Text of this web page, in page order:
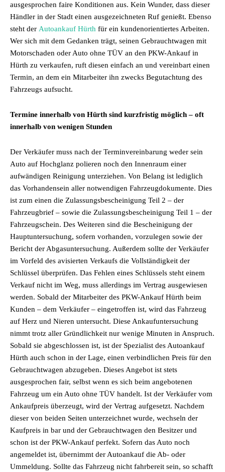
ausgesprochen faire Konditionen aus. Kein Wunder, dass dieser
Händler in der Stadt einen ausgezeichneten Ruf genießt. Ebenso
steht der Autoankauf Hürth für ein kundenorientiertes Arbeiten.
Wer sich mit dem Gedanken trägt, seinen Gebrauchtwagen mit
Motorschaden oder Auto ohne TÜV an den PKW-Ankauf in
Hürth zu verkaufen, ruft diesen einfach an und vereinbart einen
Termin, an dem ein Mitarbeiter ihn zwecks Begutachtung des
Fahrzeugs aufsucht.
Termine innerhalb von Hürth sind kurzfristig möglich – oft
innerhalb von wenigen Stunden
Der Verkäufer muss nach der Terminvereinbarung weder sein
Auto auf Hochglanz polieren noch den Innenraum einer
aufwändigen Reinigung unterziehen. Von Belang ist lediglich
das Vorhandensein aller notwendigen Fahrzeugdokumente. Dies
ist zum einen die Zulassungsbescheinigung Teil 2 – der
Fahrzeugbrief – sowie die Zulassungsbescheinigung Teil 1 – der
Fahrzeugschein. Des Weiteren sind die Bescheinigung der
Hauptuntersuchung, sofern vorhanden, vorzulegen sowie der
Bericht der Abgasuntersuchung. Außerdem sollte der Verkäufer
im Vorfeld des avisierten Verkaufs die Vollständigkeit der
Schlüssel überprüfen. Das Fehlen eines Schlüssels steht einem
Verkauf nicht im Weg, muss allerdings im Vertrag ausgewiesen
werden. Sobald der Mitarbeiter des PKW-Ankauf Hürth beim
Kunden – dem Verkäufer – eingetroffen ist, wird das Fahrzeug
auf Herz und Nieren untersucht. Diese Ankaufuntersuchung
nimmt trotz aller Gründlichkeit nur wenige Minuten in Anspruch.
Sobald sie abgeschlossen ist, ist der Spezialist des Autoankauf
Hürth auch schon in der Lage, einen verbindlichen Preis für den
Gebrauchtwagen abzugeben. Dieses Angebot ist stets
ausgesprochen fair, selbst wenn es sich beim angebotenen
Fahrzeug um ein Auto ohne TÜV handelt. Ist der Verkäufer vom
Ankaufpreis überzeugt, wird der Vertrag aufgesetzt. Nachdem
dieser von beiden Seiten unterzeichnet wurde, wechseln der
Kaufpreis in bar und der Gebrauchtwagen den Besitzer und
schon ist der PKW-Ankauf perfekt. Sofern das Auto noch
angemeldet ist, übernimmt der Autoankauf die Ab- oder
Ummeldung. Sollte das Fahrzeug nicht fahrbereit sein, so schafft